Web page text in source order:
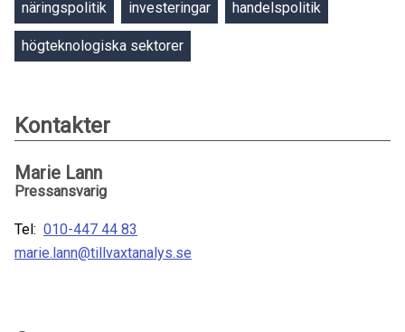
näringspolitik investeringar handelspolitik
högteknologiska sektorer
Kontakter
Marie Lann
Pressansvarig
Tel: 010-447 44 83
marie.lann@tillvaxtanalys.se